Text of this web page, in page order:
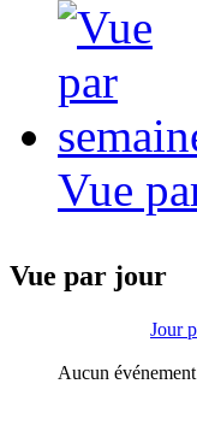
Vue
Vue par jour
Jour
Aucun événement